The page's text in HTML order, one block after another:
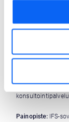
Inzuscene on
Inzuscene tarjoaa
Flow -palveluita
Painopiste:IFS-